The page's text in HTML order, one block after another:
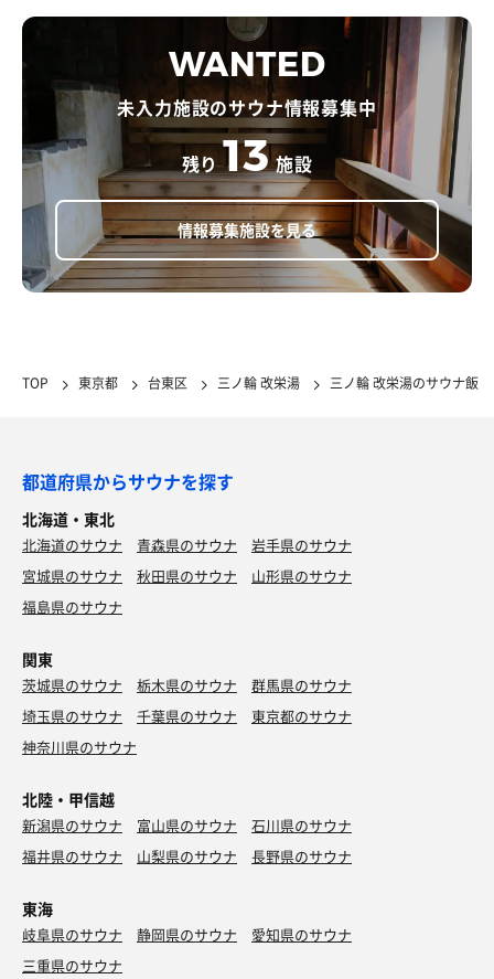
WANTED
未入力施設のサウナ情報募集中
残り 13 施設
情報募集施設を見る
TOP 東京都 台東区 三ノ輪 改栄湯 三ノ輪 改栄湯のサウナ飯
都道府県からサウナを探す
北海道・東北
北海道のサウナ 青森県のサウナ
岩手県のサウナ
宮城県のサウナ
秋田県のサウナ
山形県のサウナ
福島県のサウナ
関東
茨城県のサウナ 栃木県のサウナ
群馬県のサウナ
埼玉県のサウナ
千葉県のサウナ
東京都のサウナ
神奈川県のサウナ
北陸・甲信越
新潟県のサウナ 富山県のサウナ
石川県のサウナ
福井県のサウナ
山梨県のサウナ 長野県のサウナ
東海
岐阜県のサウナ 静岡県のサウナ
愛知県のサウナ
三重県のサウナ